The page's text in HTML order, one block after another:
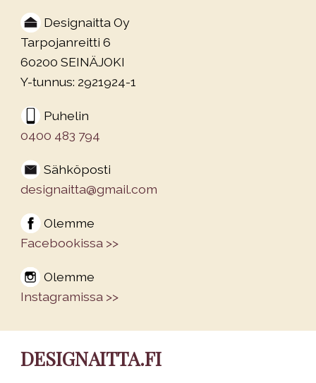
Designaitta Oy
Tarpojanreitti 6
60200 SEINÄJOKI
Y-tunnus: 2921924-1
Puhelin
0400 483 794
Sähköposti
designaitta@gmail.com
Olemme
Facebookissa >>
Olemme
Instagramissa >>
DESIGNAITTA.FI